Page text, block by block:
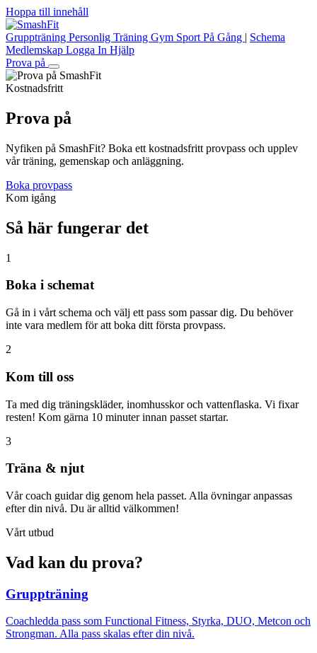
Hoppa till innehåll
Gruppträning Personlig Träning Gym Sport På Gång | Schema
Medlemskap Logga In Hjälp
Prova på
Kostnadsfritt
Prova på
Nyfiken på SmashFit? Boka ett kostnadsfritt provpass och upplev
vår träning, gemenskap och anläggning.
Boka provpass
Kom igång
Så här fungerar det
1
Boka i schemat
Gå in i vårt schema och välj ett pass som passar dig. Du behöver
inte vara medlem för att boka ditt första provpass.
2
Kom till oss
Ta med dig träningskläder, inomhusskor och vattenflaska. Vi fixar
resten! Kom gärna 10 minuter innan passet startar.
3
Träna & njut
Vår coach guidar dig genom hela passet. Alla övningar anpassas
efter din nivå. Du är alltid välkommen!
Vårt utbud
Vad kan du prova?
Gruppträning
Coachledda pass som Functional Fitness, Styrka, DUO, Metcon och
Strongman. Alla pass skalas efter din nivå.